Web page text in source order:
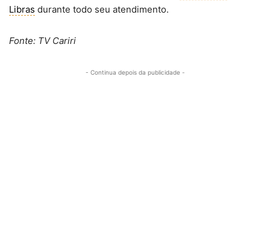
Libras durante todo seu atendimento.
Fonte: TV Cariri
- Continua depois da publicidade -